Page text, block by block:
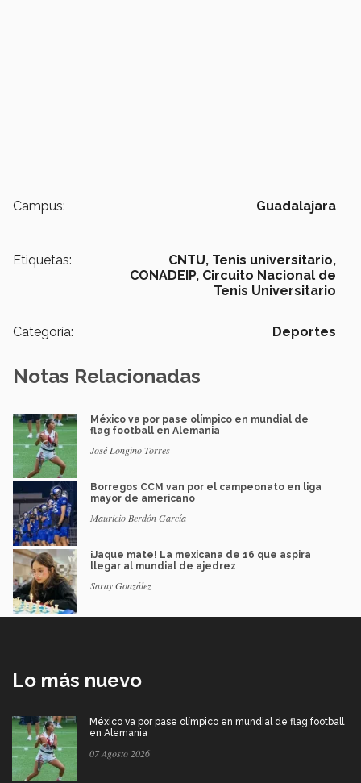
Campus: Guadalajara
Etiquetas: CNTU, Tenis universitario,
CONADEIP, Circuito Nacional de
Tenis Universitario
Categoría: Deportes
Notas Relacionadas
México va por pase olímpico en mundial de
flag football en Alemania
José Longino Torres
Borregos CCM van por el campeonato en liga
mayor de americano
Mauricio Berdón García
¡Jaque mate! La mexicana de 16 que aspira
llegar al mundial de ajedrez
Saray González
Lo más nuevo
México va por pase olímpico en mundial de flag football
en Alemania
07 Agosto 2026